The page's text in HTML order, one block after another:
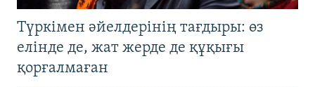
Түркімен әйелдерінің тағдыры: өз
елінде де, жат жерде де құқығы
қорғалмаған